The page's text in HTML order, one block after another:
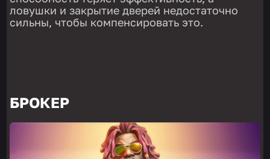
ловушки и закрытие дверей недостаточно
сильны, чтобы компенсировать это.
БРОКЕР